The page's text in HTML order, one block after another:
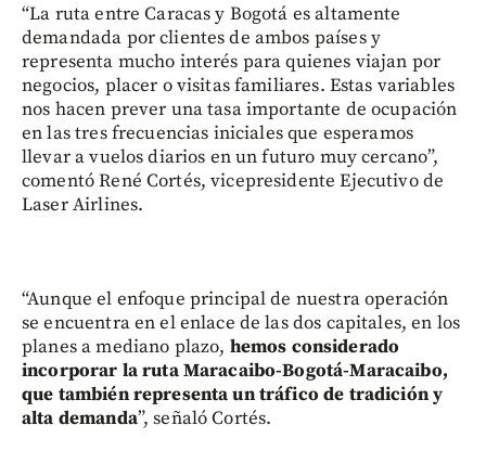
“La ruta entre Caracas y Bogotá es altamente
demandada por clientes de ambos países y
representa mucho interés para quienes viajan por
negocios, placer o visitas familiares. Estas variables
nos hacen prever una tasa importante de ocupación
en las tres frecuencias iniciales que esperamos
llevar a vuelos diarios en un futuro muy cercano”,
comentó René Cortés, vicepresidente Ejecutivo de
Laser Airlines.
“Aunque el enfoque principal de nuestra operación
se encuentra en el enlace de las dos capitales, en los
planes a mediano plazo, hemos considerado
incorporar la ruta Maracaibo-Bogotá-Maracaibo,
que también representa un tráfico de tradición y
alta demanda”, señaló Cortés.